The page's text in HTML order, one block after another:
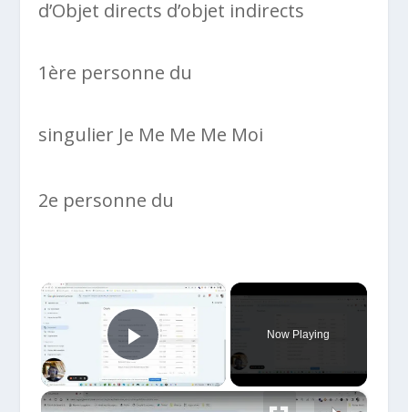
d’Objet directs d’objet indirects
1ère personne du
singulier Je Me Me Me Moi
2e personne du
×
Play Video
Now Playing
×